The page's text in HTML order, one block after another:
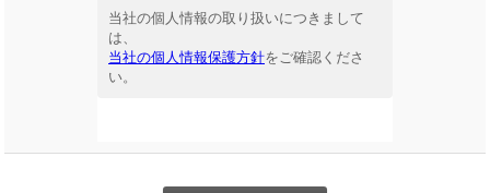
当社の個人情報の取り扱いにつきまして
は、
当社の個人情報保護方針をご確認くださ
い。